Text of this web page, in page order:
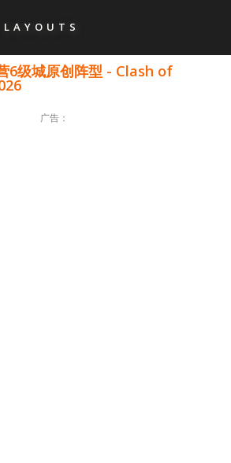
LAYOUTS
6级城原创阵型 - Clash of
广告：